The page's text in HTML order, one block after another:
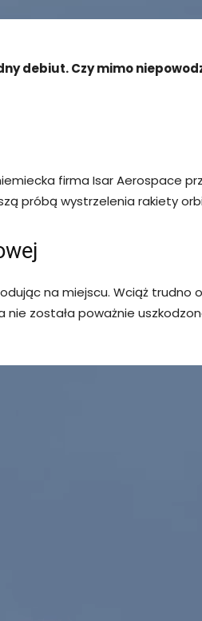
Czy mimo
firma Isar Aerospace
próbą wystrzelenia rakiety
na miejscu. Wciąż trudno
została poważnie